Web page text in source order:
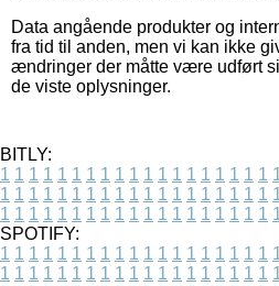
Data angående produkter og
fra tid til anden, men vi kan ikke
ændringer der måtte være udført
de viste oplysninger.
BITLY:
1 1 1 1 1 1 1 1 1 1 1 1 1 1 1 1 1 1 1
1 1 1 1 1 1 1 1 1 1 1 1 1 1 1 1 1 1 1
1 1 1 1 1 1 1 1 1 1 1 1 1 1 1 1 1 1 1
SPOTIFY:
1 1 1 1 1 1 1 1 1 1 1 1 1 1 1 1 1 1 1
1 1 1 1 1 1 1 1 1 1 1 1 1 1 1 1 1 1 1